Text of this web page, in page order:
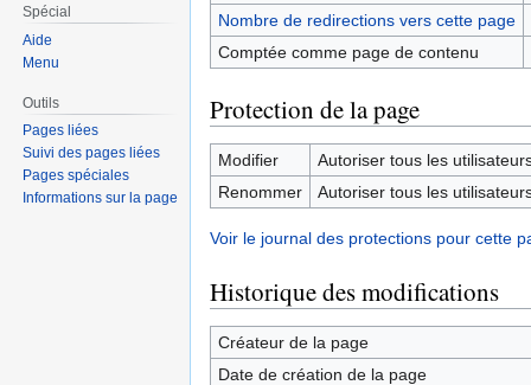
Nombre de redirections vers cette page
Comptée comme page de contenu
Protection de la page
Modifier
Autoriser tous les
Renommer
Autoriser tous les
Voir le journal des protections pour cette
Historique des modifications
Créateur de la page
Date de création de la page
Spécial
Aide
Menu
Outils
Pages liées
Suivi des pages liées
Pages spéciales
Informations sur la page